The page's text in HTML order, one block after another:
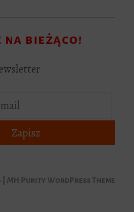
na bieżąco!
MH Purity WordPress Theme